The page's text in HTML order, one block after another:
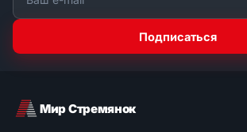
Подписаться
Мир Стремянок